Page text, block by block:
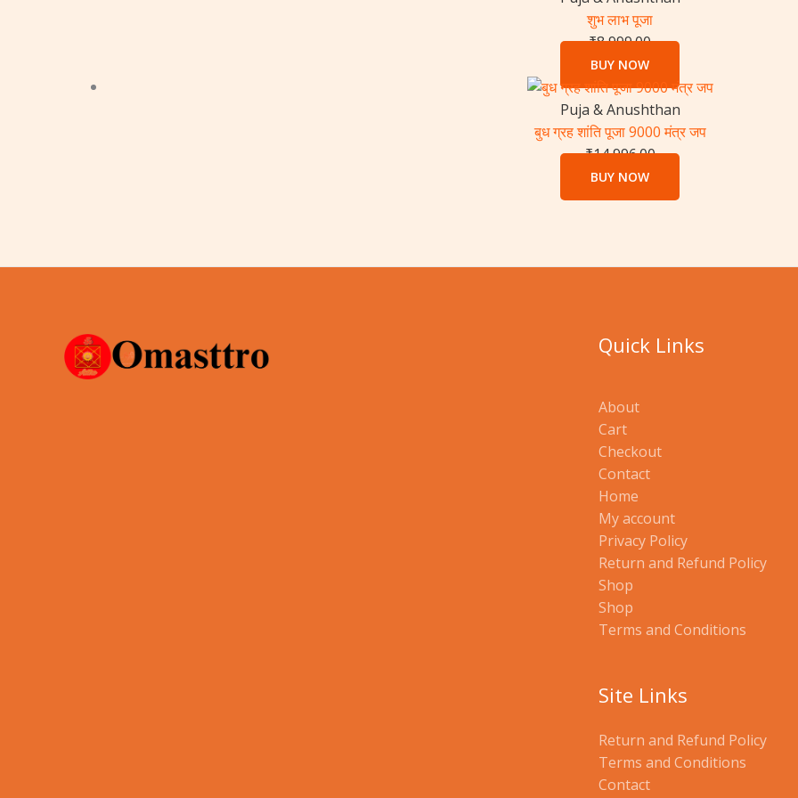
शुभ लाभ पूजा
₹8,999.00
BUY NOW
Puja & Anushthan
बुध ग्रह शांति पूजा 9000 मंत्र जप
₹14,996.00
BUY NOW
Quick Links
About
Cart
Checkout
Contact
Home
My account
Privacy Policy
Return and Refund Policy
Shop
Shop
Terms and Conditions
Site Links
Return and Refund Policy
Terms and Conditions
Contact